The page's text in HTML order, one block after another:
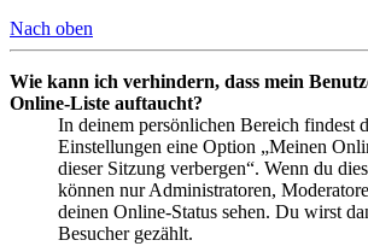
Nach oben
Wie kann ich verhindern, dass mein
Online-Liste auftaucht?
In deinem persönlichen Bereich findest
Einstellungen eine Option „Meinen
dieser Sitzung verbergen“. Wenn du
können nur Administratoren,
deinen Online-Status sehen. Du wirst
Besucher gezählt.